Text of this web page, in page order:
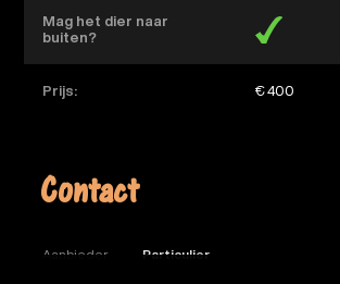
Mag het dier naar
buiten?
Prijs: € 400
Contact
Aanbieder Particulier